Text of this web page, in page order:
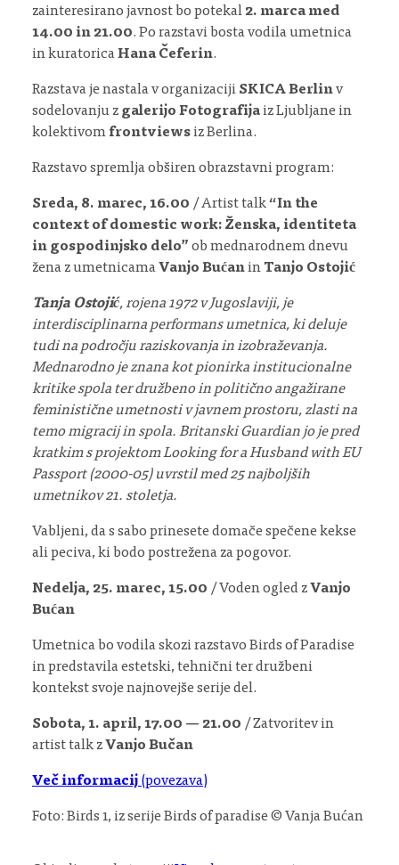
zainteresirano javnost bo potekal 2. marca med
14.00 in 21.00. Po razstavi bosta vodila umetnica
in kuratoricaHana Čeferin.
Razstava je nastala v organizaciji SKICA Berlinv
sodelovanju z galerijo Fotografijaiz Ljubljane in
kolektivom frontviewsiz Berlina.
Razstavo spremlja obširen obrazstavni program:
Sreda, 8. marec, 16.00 / Artist talk“In the
context of domestic work: Ženska, identiteta
in gospodinjsko delo” ob mednarodnem dnevu
žena z umetnicamaVanjo Bućanin Tanjo Ostojić
Tanja Ostojić, rojena 1972 v Jugoslaviji, je
interdisciplinarna performans umetnica, ki deluje
tudi na področju raziskovanja in izobraževanja.
Mednarodno je znana kot pionirka institucionalne
kritike spola ter družbeno in politično angažirane
feministične umetnosti v javnem prostoru, zlasti na
temo migracij in spola. Britanski Guardian jo je pred
kratkim s projektom Looking for a Husband with EU
Passport (2000-05) uvrstil med 25 najboljših
umetnikov 21. stoletja.
Vabljeni, da s sabo prinesete domače spečene kekse
ali peciva, ki bodo postrežena za pogovor.
Nedelja, 25. marec, 15.00 / Voden ogled zVanjo
Bućan
Umetnica bo vodila skozi razstavo Birds of Paradise
in predstavila estetski, tehnični ter družbeni
kontekst svoje najnovejše serije del.
Sobota, 1. april, 17.00 — 21.00 / Zatvoritev in
artist talk zVanjo Bučan
Več informacij (povezava)
Foto: Birds 1, iz serije Birds of paradise © Vanja Bućan